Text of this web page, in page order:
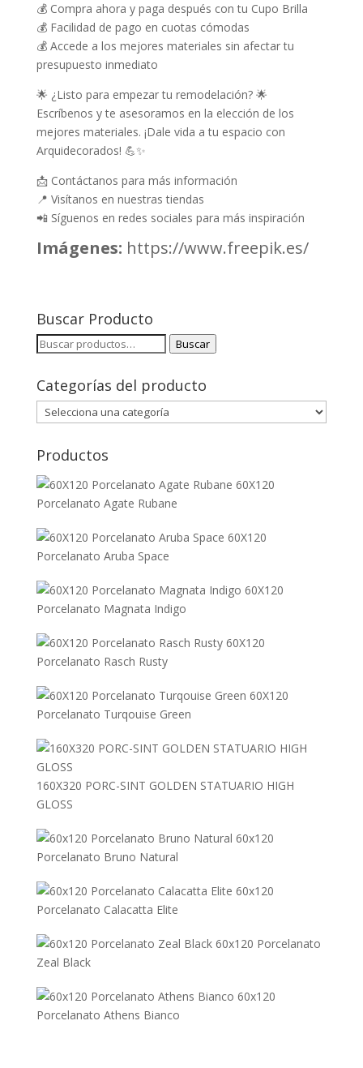
💰 Compra ahora y paga después con tu Cupo Brilla
💰 Facilidad de pago en cuotas cómodas
💰 Accede a los mejores materiales sin afectar tu
presupuesto inmediato
🌟 ¿Listo para empezar tu remodelación? 🌟
Escríbenos y te asesoramos en la elección de los
mejores materiales. ¡Dale vida a tu espacio con
Arquidecorados! 💪✨
📩 Contáctanos para más información
📍 Visítanos en nuestras tiendas
📲 Síguenos en redes sociales para más inspiración
Imágenes: https://www.freepik.es/
Buscar Producto
Buscar
Buscar
Categorías del producto
Productos
60X120
Porcelanato Agate Rubane
60X120
Porcelanato Aruba Space
60X120
Porcelanato Magnata Indigo
60X120
Porcelanato Rasch Rusty
60X120
Porcelanato Turqouise Green
160X320 PORC-SINT GOLDEN STATUARIO HIGH
GLOSS
60x120
Porcelanato Bruno Natural
60x120
Porcelanato Calacatta Elite
60x120 Porcelanato
Zeal Black
60x120
Porcelanato Athens Bianco